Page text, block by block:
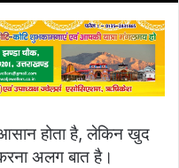
होता है, लेकिन खुद
अलग बात है।